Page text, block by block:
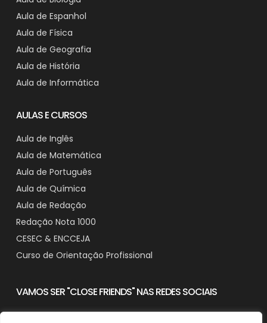
Aula de Espanhol
Aula de Física
Aula de Geografia
Aula de História
Aula de Informática
AULAS E CURSOS
Aula de Inglês
Aula de Matemática
Aula de Português
Aula de Química
Aula de Redação
Redação Nota 1000
CESEC & ENCCEJA
Curso de Orientação Profissional
VAMOS SER "CLOSE FRIENDS" NAS REDES SOCIAIS